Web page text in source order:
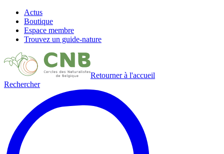
Actus
Boutique
Espace membre
Trouvez un guide-nature
Retourner à l'accueil
Rechercher